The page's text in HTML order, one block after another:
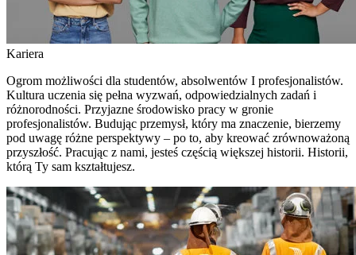
Kariera
Ogrom możliwości dla studentów, absolwentów I profesjonalistów.
Kultura uczenia się pełna wyzwań, odpowiedzialnych zadań i
różnorodności. Przyjazne środowisko pracy w gronie
profesjonalistów. Budując przemysł, który ma znaczenie, bierzemy
pod uwagę różne perspektywy – po to, aby kreować zrównoważoną
przyszłość. Pracując z nami, jesteś częścią większej historii. Historii,
którą Ty sam kształtujesz.